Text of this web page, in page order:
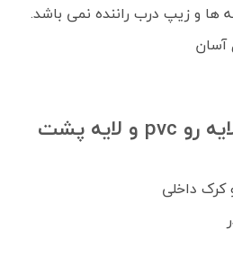
ها و زیپ درب راننده نمی باشد.
آسان
2. چادر مدل بارانا (لایه رو pvc و لایه پشت